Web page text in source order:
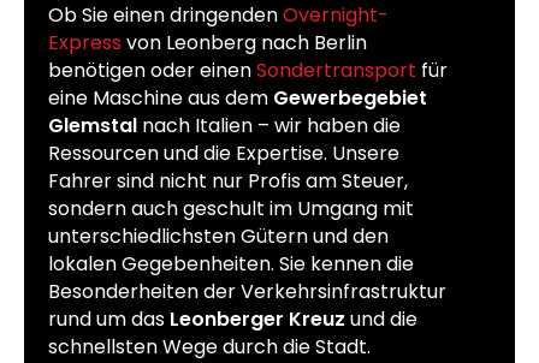
Ob Sie einen dringendenOvernight-
Express von Leonberg nach Berlin
benötigen oder einenSondertransport für
eine Maschine aus dem Gewerbegebiet
Glemstal nach Italien – wir haben die
Ressourcen und die Expertise. Unsere
Fahrer sind nicht nur Profis am Steuer,
sondern auch geschult im Umgang mit
unterschiedlichsten Gütern und den
lokalen Gegebenheiten. Sie kennen die
Besonderheiten der Verkehrsinfrastruktur
rund um das Leonberger Kreuz und die
schnellsten Wege durch die Stadt.